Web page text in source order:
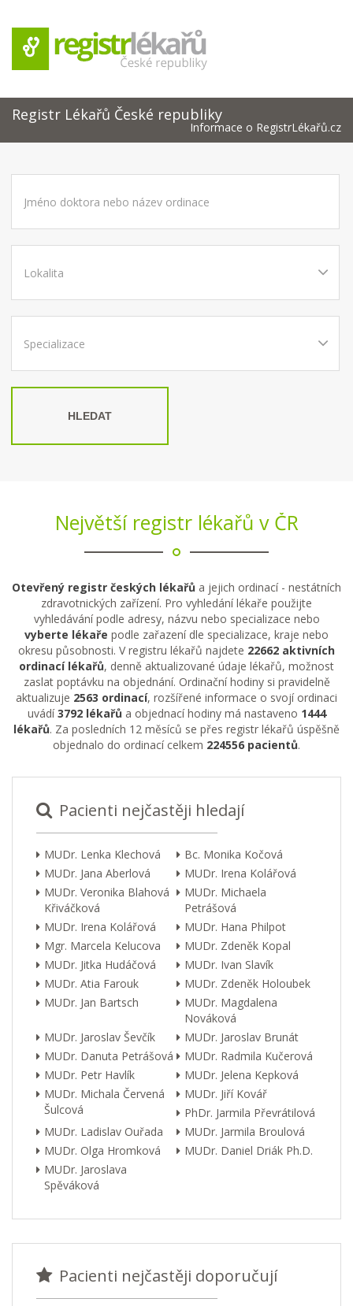
Registr Lékařů České republiky
Informace o RegistrLékařů.cz
HLEDAT
Největší registr lékařů v ČR
Otevřený registr českých lékařů a jejich ordinací - nestátních
zdravotnických zařízení. Pro vyhledání lékaře použijte
vyhledávání podle adresy, názvu nebo specializace nebo
vyberte lékaře podle zařazení dle specializace, kraje nebo
okresu působnosti. V registru lékařů najdete 22662 aktivních
ordinací lékařů, denně aktualizované údaje lékařů, možnost
zaslat poptávku na objednání. Ordinační hodiny si pravidelně
aktualizuje 2563 ordinací, rozšířené informace o svojí ordinaci
uvádí3792 lékařů a objednací hodiny má nastaveno 1444
lékařů. Za posledních 12 měsíců se přes registr lékařů úspěšně
objednalo do ordinací celkem 224556 pacientů.
Pacienti nejčastěji hledají
MUDr. Lenka Klechová
Bc. Monika Kočová
MUDr. Jana Aberlová
MUDr. Irena Kolářová
MUDr. Veronika Blahová
Křiváčková
MUDr. Michaela
Petrášová
MUDr. Irena Kolářová
MUDr. Hana Philpot
Mgr. Marcela Kelucova
MUDr. Zdeněk Kopal
MUDr. Jitka Hudáčová
MUDr. Ivan Slavík
MUDr. Atia Farouk
MUDr. Zdeněk Holoubek
MUDr. Jan Bartsch
MUDr. Magdalena
Nováková
MUDr. Jaroslav Ševčík
MUDr. Jaroslav Brunát
MUDr. Danuta Petrášová
MUDr. Radmila Kučerová
MUDr. Petr Havlík
MUDr. Jelena Kepková
MUDr. Michala Červená
Šulcová
MUDr. Jiří Kovář
PhDr. Jarmila Převrátilová
MUDr. Ladislav Ouřada
MUDr. Jarmila Broulová
MUDr. Olga Hromková
MUDr. Daniel Driák Ph.D.
MUDr. Jaroslava
Spěváková
Pacienti nejčastěji doporučují